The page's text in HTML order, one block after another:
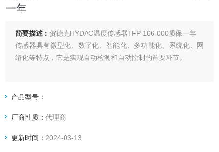
一年
简要描述：贺德克HYDAC温度传感器TFP 106-000质保一年
传感器具有微型化、数字化、智能化、多功能化、系统化、网
络化等特点，它是实现自动检测和自动控制的首要环节。
产品型号：
厂商性质：代理商
更新时间： 2024-03-13